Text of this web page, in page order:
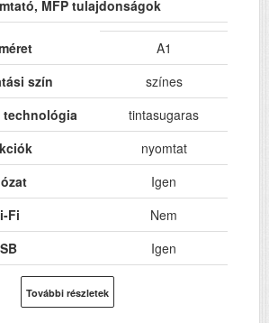
MFP tulajdonságok
A1
szín
színes
technológia
tintasugaras
nyomtat
Igen
Fi
Nem
Igen
duplex
További részletek